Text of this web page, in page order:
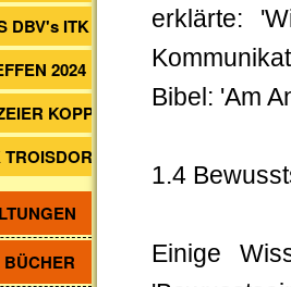
DBV's ITK
2024
KOPP
BÜCHER
erklärte:
Bibel: 'Am
1.4
Einige